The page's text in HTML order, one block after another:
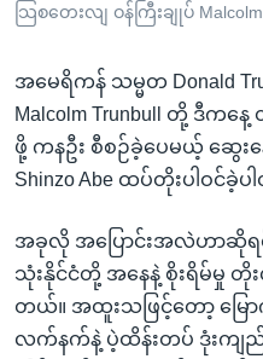
ရန်
ရန်
နေရာ
သို့
ကျော်
သြစတေးလျ ဝန်ကြီးချုပ်
အမေရိကန် သမ္မတ Donald
Malcolm Trunbull တို့ ဒီက
ဖို့ ကနဦး စီစဉ်ခဲ့ပေမယ့် ဆွေးနွ
Shinzo Abe ထပ်တိုးပါဝင်ခဲ့ပ
အခုလို အပြောင်းအလဲဟာဆိုရ
သုံးနိုင်ငံတို့ အနေနဲ့ စိုးရိမ်မှု တို
တယ်။ အထူးသဖြင့်တော့ မြေ
လက်နက်နဲ့ ပဲ့ထိန်းတပ် ဒုံးကျ